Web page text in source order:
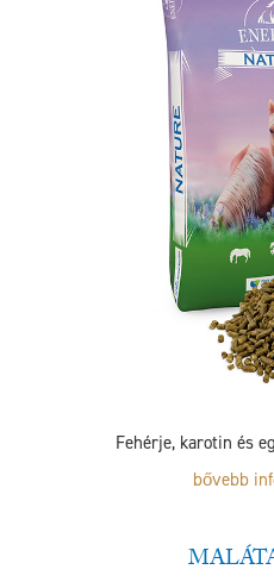
Fehérje, karotin és
bővebb